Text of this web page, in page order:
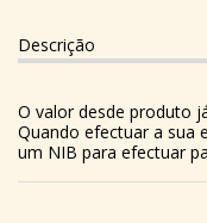
Descrição
O valor desde produto
Quando efectuar a sua
um NIB para efectuar